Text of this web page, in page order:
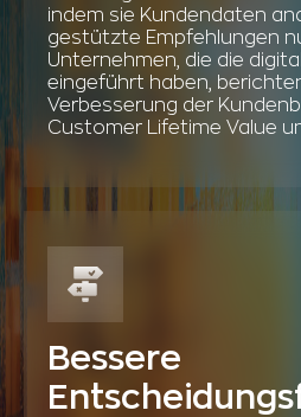
indem sie Kundendaten
gestützte Empfehlungen
Unternehmen, die die
eingeführt haben,
Verbesserung der
Customer Lifetime Value
Bessere